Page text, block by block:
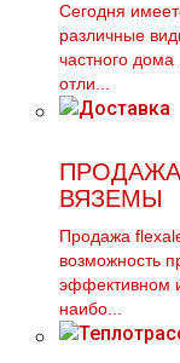
Сегодня
различные
частного
отли...
ПРОДАЖА
ВЯЗЕМЫ
Продажа
возможность
эффективном
наибо...